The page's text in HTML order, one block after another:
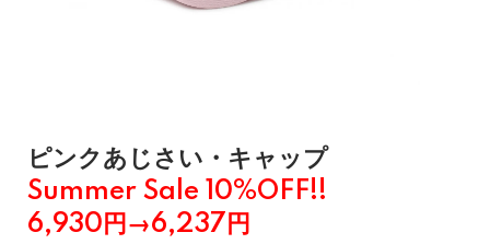
ピンクあじさい・キャップ
Summer Sale 10%OFF!!
6,930円→6,237円